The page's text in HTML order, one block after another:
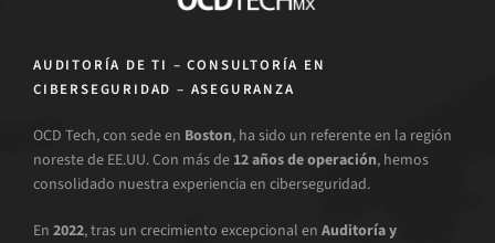
AUDITORÍA DE TI – CONSULTORÍA EN
CIBERSEGURIDAD – ASEGURANZA
OCD Tech, con sede en Boston, ha sido un referente en la región
noreste de EE.UU. Con más de 12 años de operación, hemos
consolidado nuestra experiencia en ciberseguridad.
En 2022, tras un crecimiento excepcional en Auditoría y